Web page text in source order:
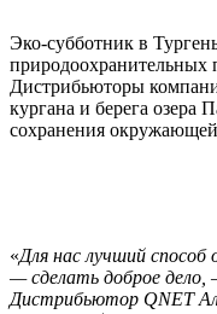
Эко-субботник в
природоохранительных
Дистрибьюторы
кургана и берега озера
сохранения
«Для нас лучший
— сделать доброе дело,
Дистрибьютор QNET